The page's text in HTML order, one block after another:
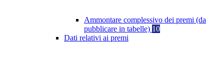
Ammontare complessivo dei premi (da
pubblicare in tabelle) 10
Dati relativi ai premi